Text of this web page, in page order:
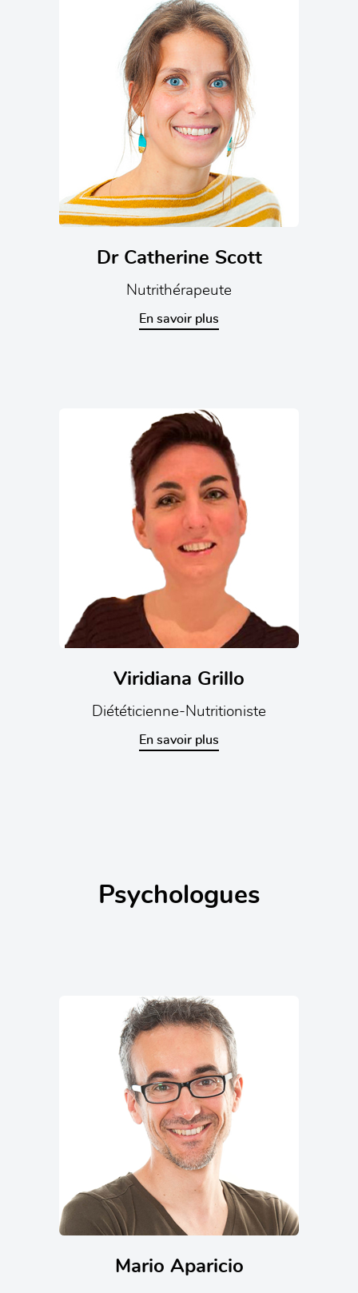
Dr Catherine Scott
Nutrithérapeute
En savoir plus
Viridiana Grillo
Diététicienne-Nutritioniste
En savoir plus
Psychologues
Mario Aparicio